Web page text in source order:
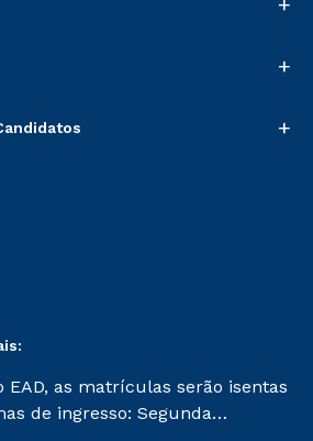
+
+
EAD, as matrículas serão isentas
de ingresso: Segunda